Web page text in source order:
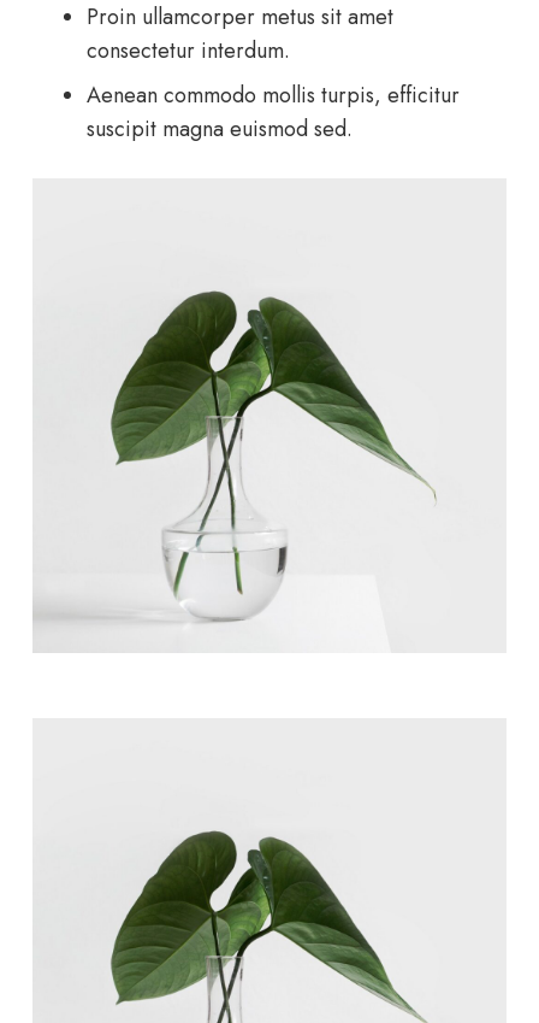
Proin ullamcorper metus sit amet
consectetur interdum.
Aenean commodo mollis turpis, efficitur
suscipit magna euismod sed.